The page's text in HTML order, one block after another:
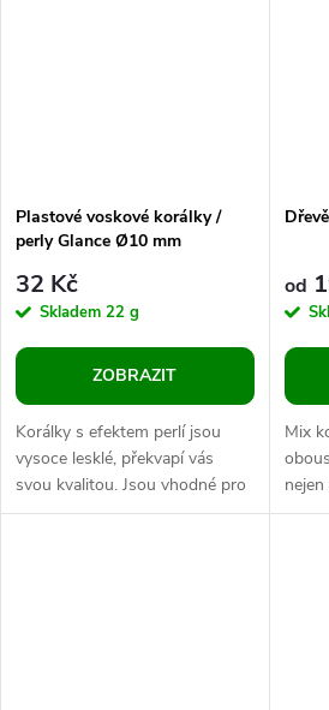
Plastové voskové korálky /
perly Glance Ø10 mm
32 Kč
Skladem 22 g
ZOBRAZIT
Korálky s efektem perlí jsou
vysoce lesklé, překvapí vás
svou kvalitou. Jsou vhodné pro
korálkáře začátečníky i
od
Mix